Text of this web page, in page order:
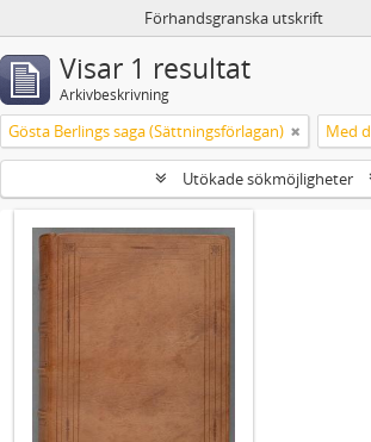
Förhandsgranska utskrift
Visar 1 resultat
Arkivbeskrivning
Gösta Berlings saga (Sättningsförlagan) Med
Utökade sökmöjligheter